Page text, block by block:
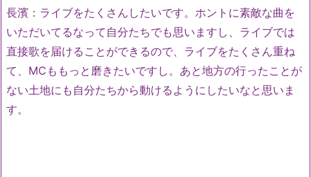
長濱：ライブをたくさんしたいです。ホントに素敵な曲を
いただいてるなって自分たちでも思いますし、ライブでは
直接歌を届けることができるので、ライブをたくさん重ね
て、MCももっと磨きたいですし。あと地方の行ったことが
ない土地にも自分たちから動けるようにしたいなと思いま
す。